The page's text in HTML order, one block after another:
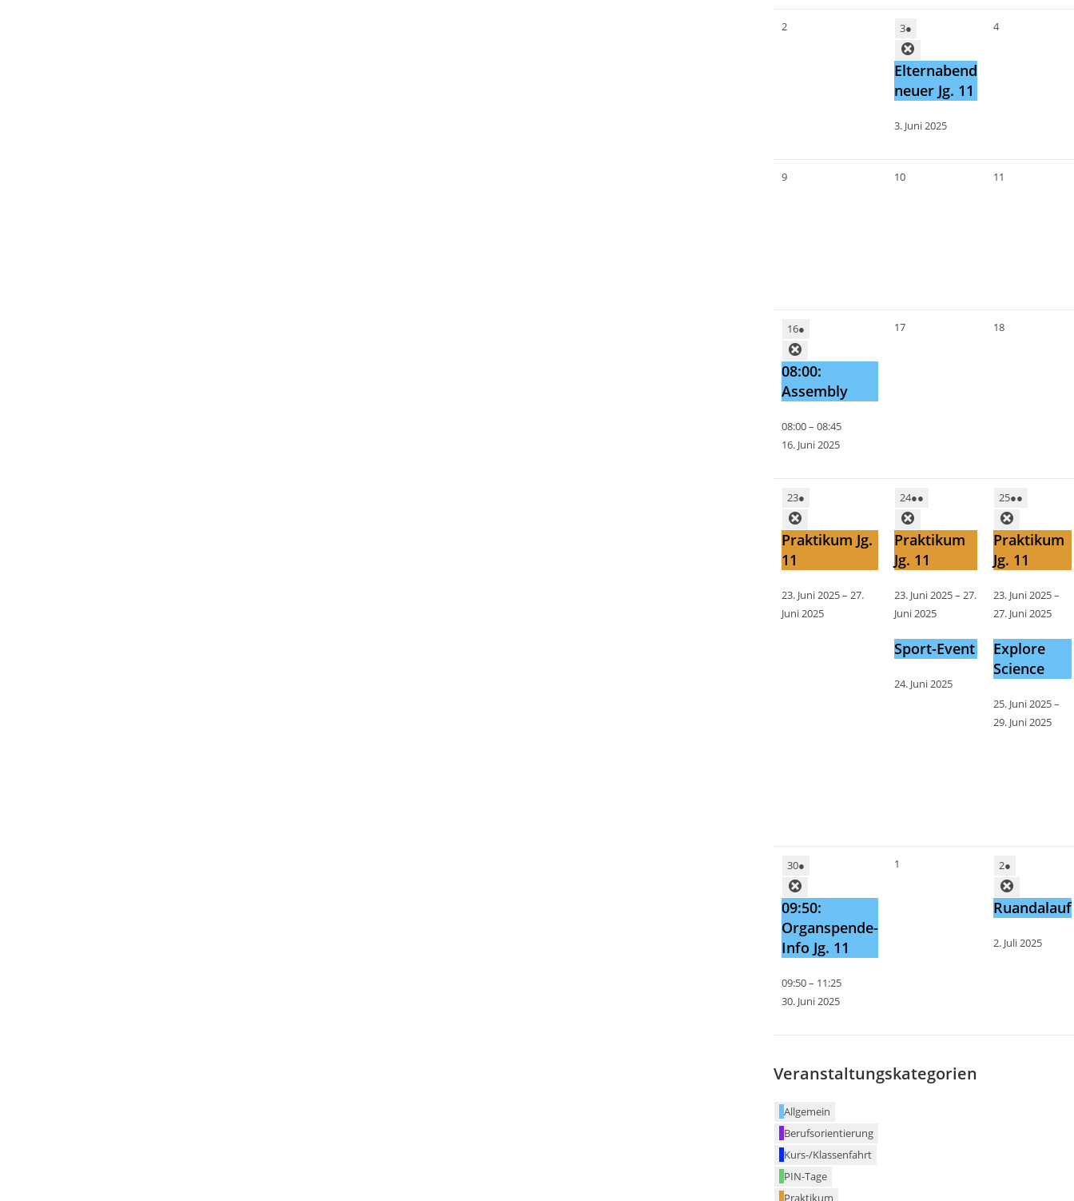
2 3●
Elternabend
neuer Jg. 11
3. Juni 2025
4
9 10 11
16●
08:00:
Assembly
08:00–08:45
16. Juni 2025
17 18
23●
Praktikum Jg.
11
23. Juni 2025–27.
Juni 2025
24●●
Praktikum
Jg. 11
23. Juni 2025–27.
Juni 2025
Sport-Event
24. Juni 2025
25●●
Praktikum
Jg. 11
23. Juni 2025–
27. Juni 2025
Explore
Science
25. Juni 2025–
29. Juni 2025
30●
09:50:
Organspende-
Info Jg. 11
09:50– 11:25
30. Juni 2025
1 2●
Ruandalauf
2. Juli 2025
Veranstaltungskategorien
Allgemein
Berufsorientierung
Kurs-/Klassenfahrt
PIN-Tage
Praktikum